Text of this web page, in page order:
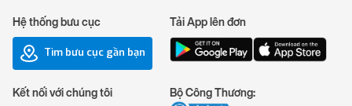
Hệ thống bưu cục
Tìm bưu cục gần bạn
Tải App lên đơn
Kết nối với chúng tôi Bộ Công Thương: